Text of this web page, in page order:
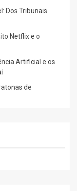
Dos Tribunais
Netflix e o
Artificial e os
de